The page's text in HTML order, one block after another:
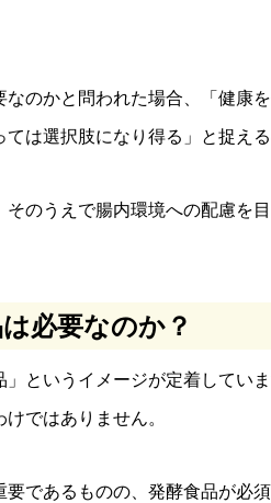
のかと問われた場合、「健康
は選択肢になり得る」と捉え
のうえで腸内環境への配慮を
必要なのか？
というイメージが定着してい
ではありません。
であるものの、発酵食品が必